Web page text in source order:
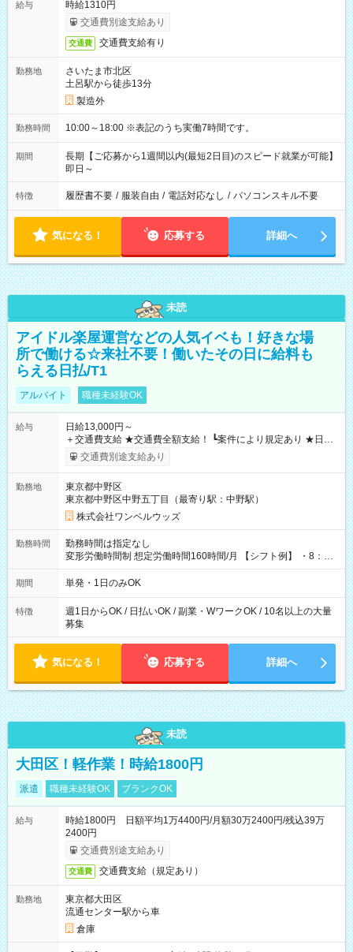
給与
時給1310円
交通費別途支給あり
交通費 交通費支給有り
勤務地
さいたま市北区
土呂駅から徒歩13分
製造外
勤務時間 10:00～18:00 ※表記のうち実働7時間です。
期間
長期【ご応募から1週間以内(最短2日目)のスピード就業が可能】
即日～
特徴 履歴書不要 / 服装自由 / 電話対応なし / パソコンスキル不要
気になる！ 応募する 詳細へ
未読
アイドル楽屋運営などの人気イベも！好きな場
所で働ける☆来社不要！働いたその日に給料も
らえる日払/T1
アルバイト 職種未経験OK
給与
日給13,000円～
＋交通費支給 ★交通費全額支給！ ┗案件により規定あり ★日払
いOK！（規定あり） ┗働いたその日に現金GET♪ お仕事後はコ
ンビニATMから 日払い分を引き落とせます！ 【試用期間】試
交通費別途支給あり
勤務地
東京都中野区
東京都中野区中野五丁目（最寄り駅：中野駅）
株式会社ワンベルウッズ
勤務時間
勤務時間は指定なし
変形労働時間制 想定労働時間160時間/月 【シフト例】 ・8：00
～21：00
期間 単発・1日のみOK
特徴
週1日からOK / 日払いOK / 副業・WワークOK / 10名以上の大量
募集
気になる！ 応募する 詳細へ
未読
大田区！軽作業！時給1800円
派遣 職種未経験OK ブランクOK
給与
時給1800円 日額平均1万4400円/月額30万2400円/残込39万
2400円
交通費別途支給あり
交通費 交通費支給（規定あり）
勤務地
東京都大田区
流通センター駅から車
倉庫